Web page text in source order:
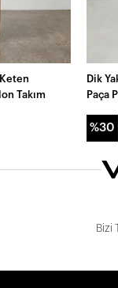
Takım
Dik
Paça
%30
Bizi